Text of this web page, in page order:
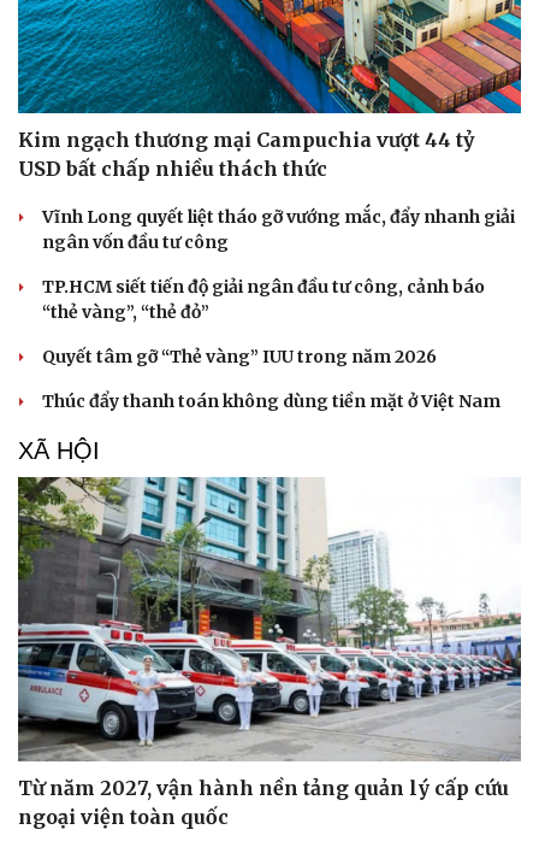
Kim ngạch thương mại Campuchia vượt 44 tỷ
USD bất chấp nhiều thách thức
Vĩnh Long quyết liệt tháo gỡ vướng mắc, đẩy nhanh giải
ngân vốn đầu tư công
TP.HCM siết tiến độ giải ngân đầu tư công, cảnh báo
“thẻ vàng”, “thẻ đỏ”
Quyết tâm gỡ “Thẻ vàng” IUU trong năm 2026
Thúc đẩy thanh toán không dùng tiền mặt ở Việt Nam
XÃ HỘI
Từ năm 2027, vận hành nền tảng quản lý cấp cứu
ngoại viện toàn quốc